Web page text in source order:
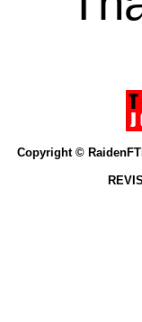
Copyright ©